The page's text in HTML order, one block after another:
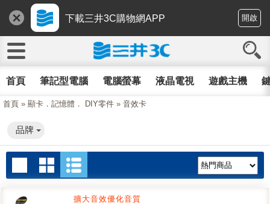
下載三井3C購物網APP 開啟
首頁 筆記型電腦 電腦螢幕 液晶電視 遊戲主機
首頁 » 顯卡．記憶體． DIY零件 » 音效卡
品牌
擴大音效優化音質